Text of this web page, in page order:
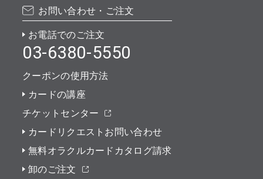
お問い合わせ・ご注文
お電話でのご注文
03-6380-5550
クーポンの使用方法
カードの講座
チケットセンター
カードリクエストお問い合わせ
無料オラクルカードカタログ請求
卸のご注文